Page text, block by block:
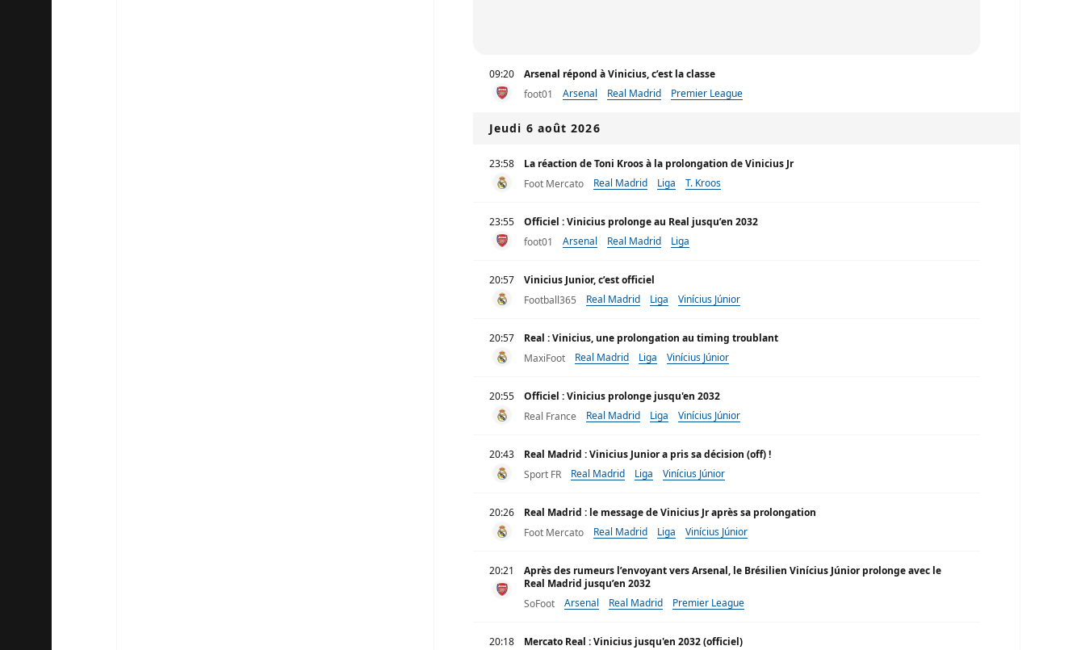
09:20
Arsenal répond à Vinicius, c’est la classe
foot01
Arsenal Real Madrid Premier League
Jeudi 6 août 2026
23:58
La réaction de Toni Kroos à la prolongation de Vinicius Jr
Foot Mercato
Real Madrid Liga T. Kroos
23:55
Officiel : Vinicius prolonge au Real jusqu’en 2032
foot01
Arsenal Real Madrid Liga
20:57
Vinicius Junior, c’est officiel
Football365
Real Madrid Liga Vinícius Júnior
20:57
Real : Vinicius, une prolongation au timing troublant
MaxiFoot
Real Madrid Liga Vinícius Júnior
20:55
Officiel : Vinicius prolonge jusqu'en 2032
Real France
Real Madrid Liga Vinícius Júnior
20:43
Real Madrid : Vinicius Junior a pris sa décision (off) !
Sport FR
Real Madrid Liga Vinícius Júnior
20:26
Real Madrid : le message de Vinicius Jr après sa prolongation
Foot Mercato
Real Madrid Liga Vinícius Júnior
20:21
Après des rumeurs l’envoyant vers Arsenal, le Brésilien Vinícius Júnior prolonge avec le
Real Madrid jusqu’en 2032
SoFoot
Arsenal Real Madrid Premier League
20:18
Mercato Real : Vinicius jusqu'en 2032 (officiel)